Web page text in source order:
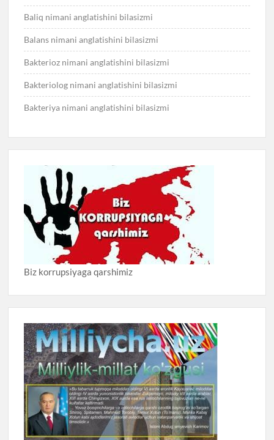
Baliq nimani anglatishini bilasizmi
Balans nimani anglatishini bilasizmi
Bakterioz nimani anglatishini bilasizmi
Bakteriolog nimani anglatishini bilasizmi
Bakteriya nimani anglatishini bilasizmi
Biz korrupsiyaga qarshimiz